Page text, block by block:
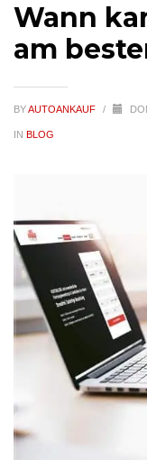
Wann
am
BYAUTOANKAUF /
IN BLOG